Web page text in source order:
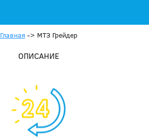
Главная -> МТЗ Грейдер
ОПИСАНИЕ